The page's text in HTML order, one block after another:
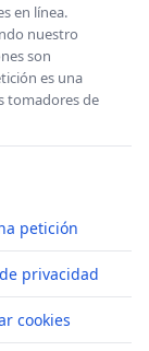
en línea.
nuestro
son
es una
tomadores de
petición
privacidad
cookies